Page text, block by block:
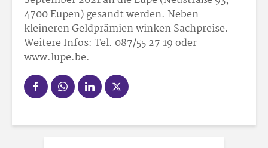
4700 Eupen) gesandt werden. Neben
kleineren Geldprämien winken Sachpreise.
Weitere Infos: Tel. 087/55 27 19 oder
www.lupe.be.